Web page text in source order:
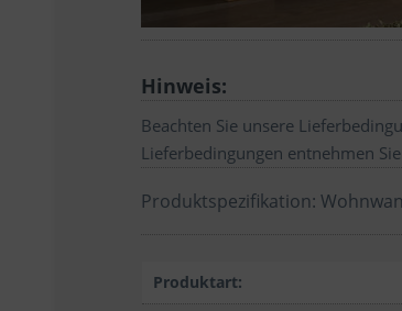
Hinweis:
Beachten Sie unsere
Lieferbedingungen entnehmen
Produktspezifikation:
Produktart: